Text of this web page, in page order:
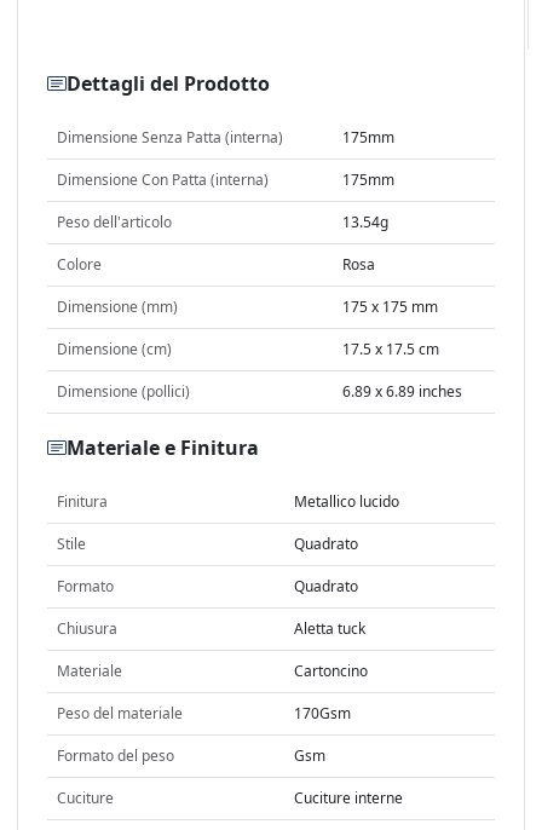
Dettagli del Prodotto
Dimensione Senza Patta (interna) 175mm
Dimensione Con Patta (interna) 175mm
Peso dell'articolo 13.54g
Colore Rosa
Dimensione (mm) 175 x 175 mm
Dimensione (cm) 17.5 x 17.5 cm
Dimensione (pollici) 6.89 x 6.89 inches
Materiale e Finitura
Finitura Metallico lucido
Stile Quadrato
Formato Quadrato
Chiusura Aletta tuck
Materiale Cartoncino
Peso del materiale 170Gsm
Formato del peso Gsm
Cuciture Cuciture interne